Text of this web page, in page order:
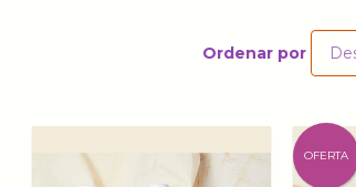
Ordenar por
OFERTA